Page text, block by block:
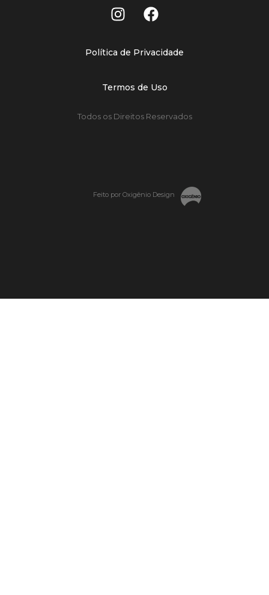
Política de Privacidade
Termos de Uso
Todos os Direitos Reservados
Feito por Oxigênio Design